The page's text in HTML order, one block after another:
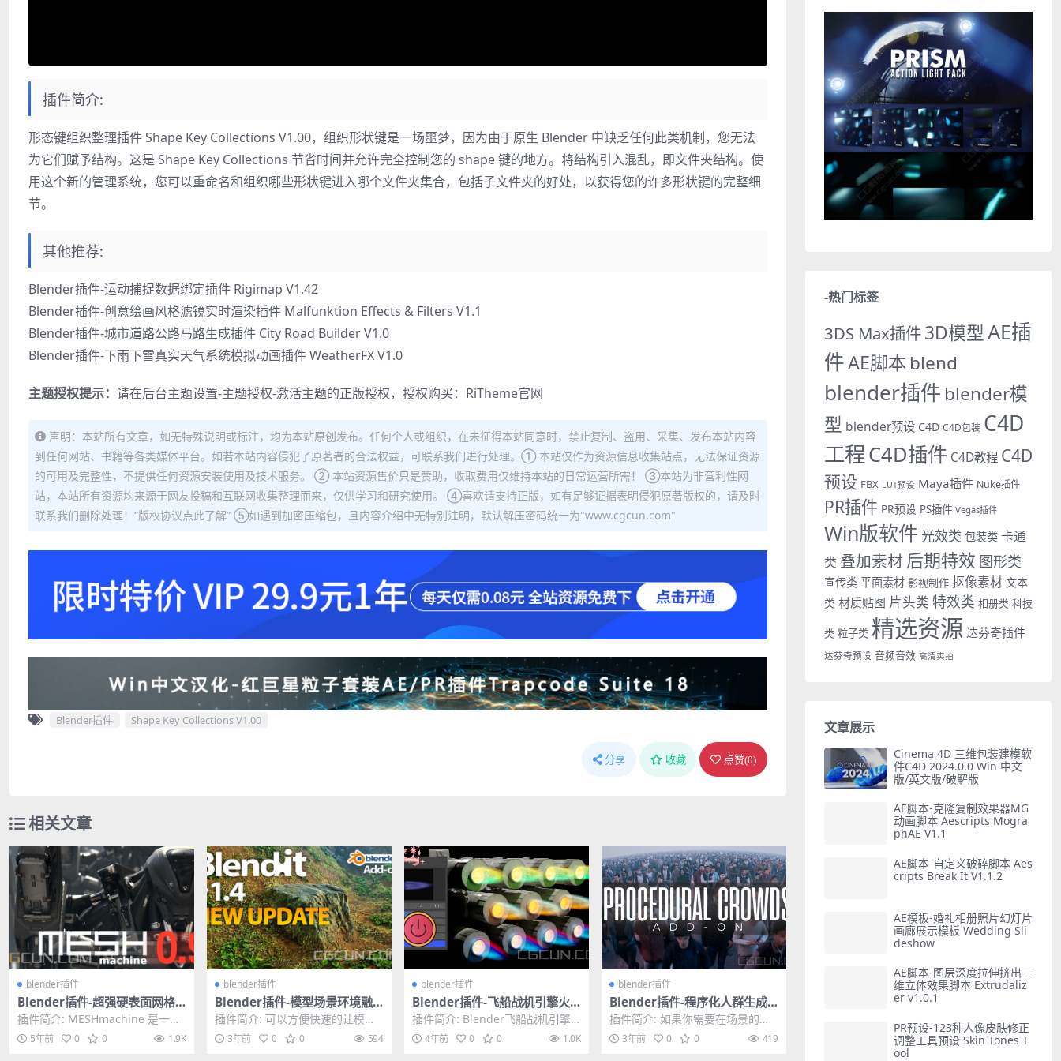
插件简介:
形态键组织整理插件 Shape Key Collections V1.00，组织形状键是一场噩梦，因为由于原生 Blender 中缺乏任何此类机制，您无法
为它们赋予结构。这是 Shape Key Collections 节省时间并允许完全控制您的 shape 键的地方。将结构引入混乱，即文件夹结构。使
用这个新的管理系统，您可以重命名和组织哪些形状键进入哪个文件夹集合，包括子文件夹的好处，以获得您的许多形状键的完整细
节。
其他推荐:
Blender插件-运动捕捉数据绑定插件 Rigimap V1.42
Blender插件-创意绘画风格滤镜实时渲染插件 Malfunktion Effects & Filters V1.1
Blender插件-城市道路公路马路生成插件 City Road Builder V1.0
Blender插件-下雨下雪真实天气系统模拟动画插件 WeatherFX V1.0
主题授权提示： 请在后台主题设置-主题授权-激活主题的正版授权，授权购买： RiTheme官网
声明：本站所有文章，如无特殊说明或标注，均为本站原创发布。任何个人或组织，在未征得本站同意时，禁止复制、盗用、采集、发布本站内容
到任何网站、书籍等各类媒体平台。如若本站内容侵犯了原著者的合法权益，可联系我们进行处理。① 本站仅作为资源信息收集站点，无法保证资源
的可用及完整性，不提供任何资源安装使用及技术服务。 ② 本站资源售价只是赞助，收取费用仅维持本站的日常运营所需！ ③本站为非营利性网
站，本站所有资源均来源于网友投稿和互联网收集整理而来，仅供学习和研究使用。 ④喜欢请支持正版，如有足够证据表明侵犯原著版权的，请及时
联系我们删除处理！“版权协议点此了解” ⑤如遇到加密压缩包，且内容介绍中无特别注明，默认解压密码统一为"www.cgcun.com"
Blender插件 Shape Key Collections V1.00
分享 收藏 点赞(0)
相关文章
blender插件
Blender插件-超强硬表面网格
建模插件 MESHmachine v0.9
插件简介: MESHmachine 是一个
搅拌机网格建模插件，专注于没有
细分表面...
5年前 0 0 1.9K
blender插件
Blender插件-模型场景环境融
合混合插件 Blendit v1.5 Add-
on
插件简介: 可以方便快速的让模型
之间更好的融合到一起，让场景看
起来衔接不会很突兀...
3年前 0 0 594
blender插件
Blender插件-飞船战机引擎火
焰喷射特效插件 Jet Flame V1.
0
插件简介: Blender飞船战机引擎
火焰喷射特效插件Jet Flame Ad
d...4年前 0 0 1.0K
blender插件
Blender插件-程序化人群生成
插件 Procedural Crowds v1.
0.5 (含预设库)
插件简介: 如果你需要在场景的背
景中添加一些人物，Procedural C
row...
3年前 0 0 419
-热门标签
3DS Max插件3D模型AE插
件AE脚本 blend
blender插件 blender模
型 blender预设 C4D C4D包装 C4D
工程C4D插件 C4D教程 C4D
预设 FBX LUT预设 Maya插件 Nuke插件
PR插件 PR预设 PS插件 Vegas插件
Win版软件 光效类 包装类 卡通
类 叠加素材 后期特效 图形类
宣传类 平面素材 影视制作 抠像素材 文本
类 材质贴图 片头类 特效类 相册类 科技
类 粒子类 精选资源 达芬奇插件
达芬奇预设 音频音效 高清实拍
文章展示
Cinema 4D 三维包装建模软
件C4D 2024.0.0 Win 中文
版/英文版/破解版
AE脚本-克隆复制效果器MG
动画脚本 Aescripts Mogra
phAE V1.1
AE脚本-自定义破碎脚本 Aes
cripts Break It V1.1.2
AE模板-婚礼相册照片幻灯片
画廊展示模板 Wedding Sli
deshow
AE脚本-图层深度拉伸挤出三
维立体效果脚本 Extrudaliz
er v1.0.1
PR预设-123种人像皮肤修正
调整工具预设 Skin Tones T
ool